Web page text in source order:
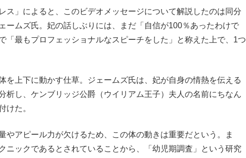
」によると、このビデオメッセージについて解説したのは同分
ームズ氏。妃の話しぶりには、まだ「自信が100％あったわけで
「最もプロフェッショナルなスピーチをした」と称えた上で、1つ
上下に動かす仕草。ジェームズ氏は、妃が自身の情熱を伝える
析し、ケンブリッジ公爵（ウイリアム王子）夫人の名前にちなん
けた。
アピール力が欠けるため、この体の動きは重要だという。ま
ニックであるとされていることから、「幼児期調査」という研究